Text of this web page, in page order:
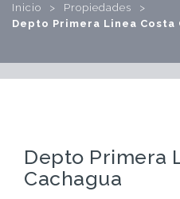
Inicio > Propiedades
>
Depto Primera Linea Costa
Depto Primera
Cachagua